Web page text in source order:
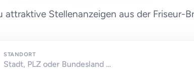
attraktive Stellenanzeigen aus der Friseur-
STANDORT